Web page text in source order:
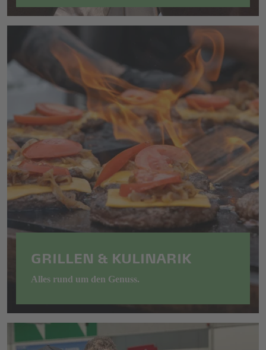
GRILLEN & KULINARIK
Alles rund um den Genuss.